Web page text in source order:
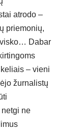
atrodo –
priemonių,
visko… Dabar
– vieni
žurnalistų
ne